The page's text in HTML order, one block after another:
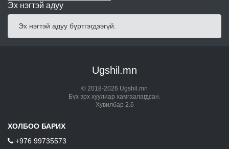
Эх нэгтэй адуу
Эх нэгтэй адуу бүртгэгдээгүй.
Ugshil.mn
© 2018-2026 Ugshil.mn
Бүх эрх хуулиар хамгаалагдсан.
Хувилбар 2.6
ХОЛБОО БАРИХ
+976 99735573